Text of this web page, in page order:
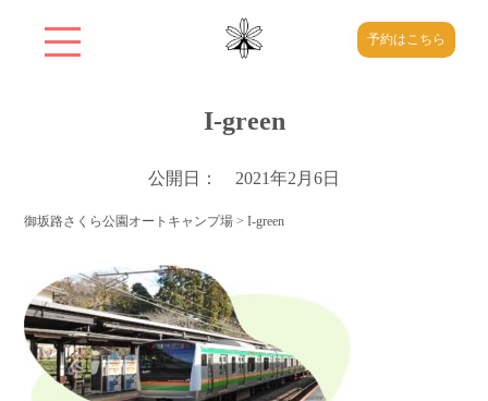
予約はこちら
I-green
公開日： 2021年2月6日
御坂路さくら公園オートキャンプ場 >I-green